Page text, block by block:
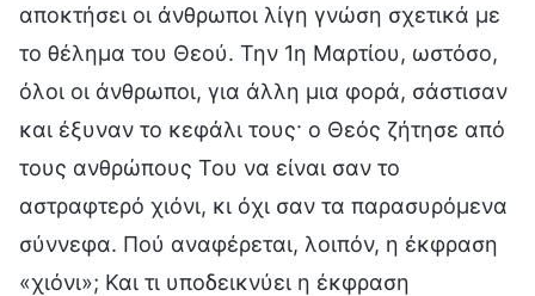
αποκτήσει οι άνθρωποι λίγη γνώση σχετικά με
το θέλημα του Θεού. Την 1η Μαρτίου, ωστόσο,
όλοι οι άνθρωποι, για άλλη μια φορά, σάστισαν
και έξυναν το κεφάλι τους· ο Θεός ζήτησε από
τους ανθρώπους Του να είναι σαν το
αστραφτερό χιόνι, κι όχι σαν τα παρασυρόμενα
σύννεφα. Πού αναφέρεται, λοιπόν, η έκφραση
«χιόνι»; Και τι υποδεικνύει η έκφραση